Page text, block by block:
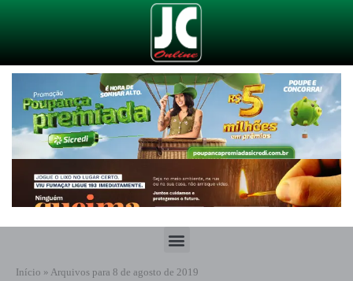
Início » Arquivos para 8 de agosto de 2019